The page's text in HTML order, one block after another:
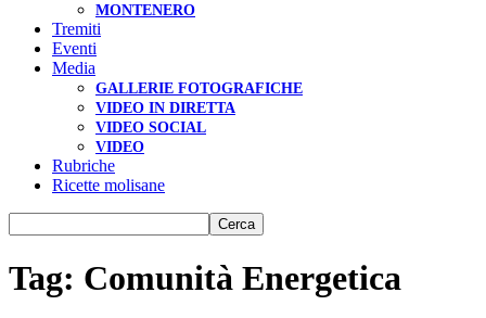
MONTENERO
Tremiti
Eventi
Media
GALLERIE FOTOGRAFICHE
VIDEO IN DIRETTA
VIDEO SOCIAL
VIDEO
Rubriche
Ricette molisane
Tag: Comunità Energetica